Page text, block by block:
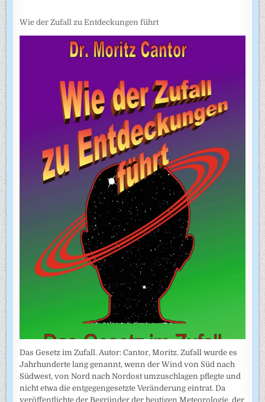
Wie der Zufall zu Entdeckungen führt
Das Gesetz im Zufall. Autor: Cantor, Moritz. Zufall wurde es
Jahrhunderte lang genannt, wenn der Wind von Süd nach
Südwest, von Nord nach Nordost umzuschlagen pflegte und
nicht etwa die entgegengesetzte Veränderung eintrat. Da
veröffentlichte der Begründer der heutigen Meteorologie, der